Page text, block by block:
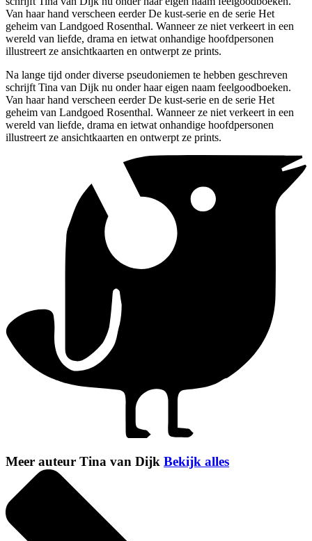
Van haar hand verscheen eerder De kust-serie en de serie Het
geheim van Landgoed Rosenthal. Wanneer ze niet verkeert in een
wereld van liefde, drama en ietwat onhandige hoofdpersonen
illustreert ze ansichtkaarten en ontwerpt ze prints.
Na lange tijd onder diverse pseudoniemen te hebben geschreven
schrijft Tina van Dijk nu onder haar eigen naam feelgoodboeken.
Van haar hand verscheen eerder De kust-serie en de serie Het
geheim van Landgoed Rosenthal. Wanneer ze niet verkeert in een
wereld van liefde, drama en ietwat onhandige hoofdpersonen
illustreert ze ansichtkaarten en ontwerpt ze prints.
Meer auteur Tina van Dijk Bekijk alles